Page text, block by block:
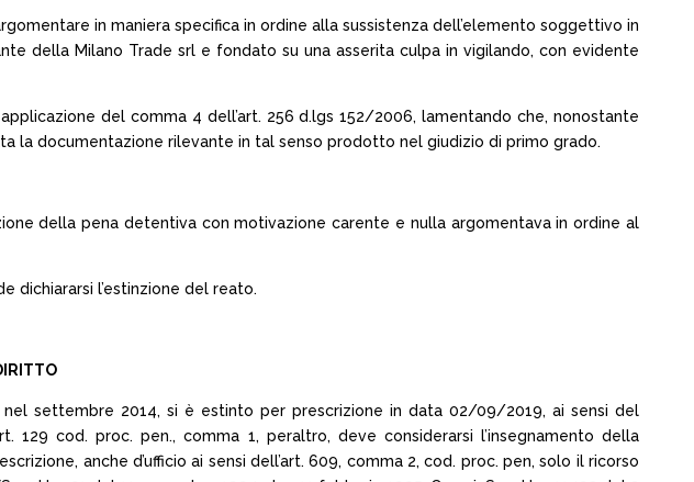
in maniera specifica in ordine alla sussistenza dell’elemento soggettivo in
della Milano Trade srl e fondato su una asserita culpa in vigilando, con evidente
del comma 4 dell’art. 256 d.lgs 152/2006, lamentando che, nonostante
la documentazione rilevante in tal senso prodotto nel giudizio di primo grado.
della pena detentiva con motivazione carente e nulla argomentava in ordine al
dichiararsi l’estinzione del reato.
settembre 2014, si è estinto per prescrizione in data 02/09/2019, ai sensi del
129 cod. proc. pen., comma 1, peraltro, deve considerarsi l’insegnamento della
anche d’ufficio ai sensi dell’art. 609, comma 2, cod. proc. pen, solo il ricorso